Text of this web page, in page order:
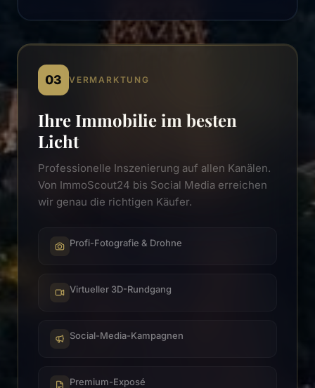
03 VERMARKTUNG
Ihre Immobilie im besten
Licht
Professionelle Inszenierung auf allen Kanälen.
Von ImmoScout24 bis Social Media erreichen
wir genau die richtigen Käufer.
Profi-Fotografie & Drohne
Virtueller 3D-Rundgang
Social-Media-Kampagnen
Premium-Exposé